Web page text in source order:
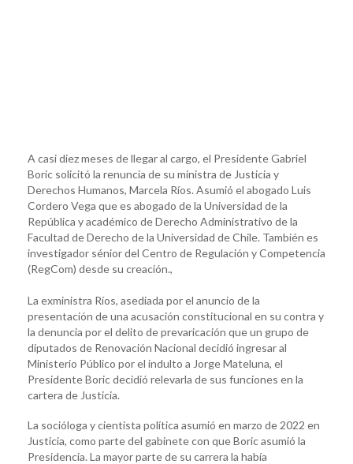
A casi diez meses de llegar al cargo, el Presidente Gabriel
Boric solicitó la renuncia de su ministra de Justicia y
Derechos Humanos, Marcela Ríos. Asumió el abogado Luis
Cordero Vega que es abogado de la Universidad de la
República y académico de Derecho Administrativo de la
Facultad de Derecho de la Universidad de Chile. También es
investigador sénior del Centro de Regulación y Competencia
(RegCom) desde su creación.,
La exministra Ríos, asediada por el anuncio de la
presentación de una acusación constitucional en su contra y
la denuncia por el delito de prevaricación que un grupo de
diputados de Renovación Nacional decidió ingresar al
Ministerio Público por el indulto a Jorge Mateluna, el
Presidente Boric decidió relevarla de sus funciones en la
cartera de Justicia.
La socióloga y cientista política asumió en marzo de 2022 en
Justicia, como parte del gabinete con que Boric asumió la
Presidencia. La mayor parte de su carrera la había